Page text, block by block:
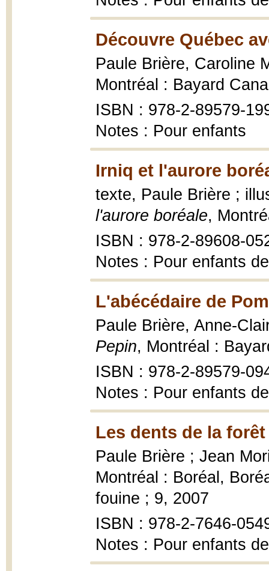
Découvre Québec
Paule Brière, Caroline
Montréal : Bayard
ISBN : 978-2-89579-
Notes : Pour enfants
Irniq et l'aurore
texte, Paule Brière ;
l'aurore boréale,
ISBN : 978-2-89608-
Notes : Pour enfants
L'abécédaire de
Paule Brière, Anne-
Pepin, Montréal :
ISBN : 978-2-89579-
Notes : Pour enfants
Les dents de la forêt
Paule Brière ; Jean
Montréal : Boréal,
fouine ; 9, 2007
ISBN : 978-2-7646-
Notes : Pour enfants